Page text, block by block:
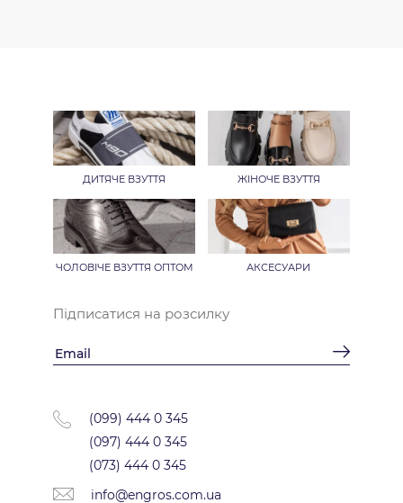
Підписатися на розсилку
(099) 444 0 345
(097) 444 0 345
(073) 444 0 345
info@engros.com.ua
ДИТЯЧЕ ВЗУТТЯ ЖІНОЧЕ ВЗУТТЯ
ЧОЛОВІЧЕ ВЗУТТЯ ОПТОМ АКСЕСУАРИ